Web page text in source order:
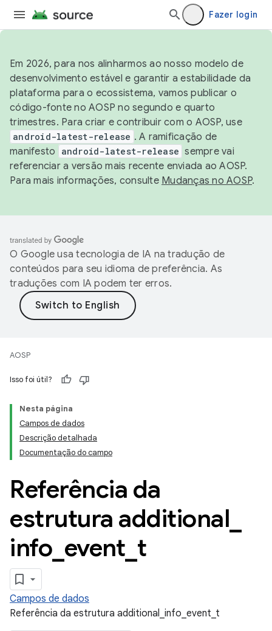
Fazer login
Em 2026, para nos alinharmos ao nosso modelo de
desenvolvimento estável e garantir a estabilidade da
plataforma para o ecossistema, vamos publicar o
código-fonte no AOSP no segundo e quarto
trimestres. Para criar e contribuir com o AOSP, use
android-latest-release . A ramificação de
manifesto
android-latest-release sempre vai
referenciar a versão mais recente enviada ao AOSP.
Para mais informações, consulte Mudanças no AOSP.
O Google usa tecnologia de IA na tradução de
conteúdos para seu idioma de preferência. As
traduções com IA podem ter erros.
AOSP
Isso foi útil?
Nesta página
Campos de dados
Descrição detalhada
Documentação do campo
Referência da
estrutura additional
info event t
Campos de dados
Referência da estrutura additional_info_event_t